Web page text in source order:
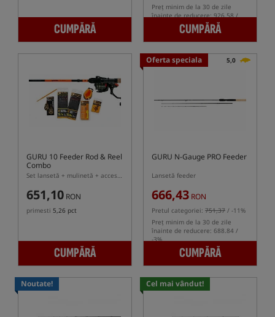
CUMPĂRĂ
Preț minim de la 30 de zile
înainte de reducere: 926.58 /
CUMPĂRĂ
GURU 10 Feeder Rod & Reel
Combo
Set lansetă + mulinetă + accesorii pentru Method Feeder
651,10 RON
primesti 5,26 pct
CUMPĂRĂ
Oferta speciala 5,0
GURU N-Gauge PRO Feeder
Lansetă feeder
666,43 RON
Pretul categoriei: 751,37 / -11%
Preț minim de la 30 de zile
înainte de reducere: 688.84 /
-3%
CUMPĂRĂ
Noutate! Cel mai vândut!